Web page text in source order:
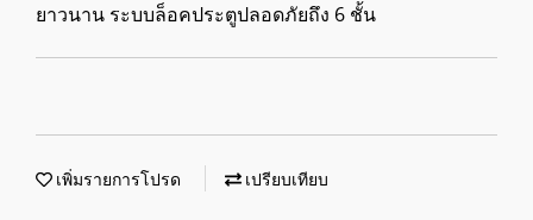
ยาวนาน ระบบล็อคประตูปลอดภัยถึง 6 ชั้น
เพิ่มรายการโปรด เปรียบเทียบ